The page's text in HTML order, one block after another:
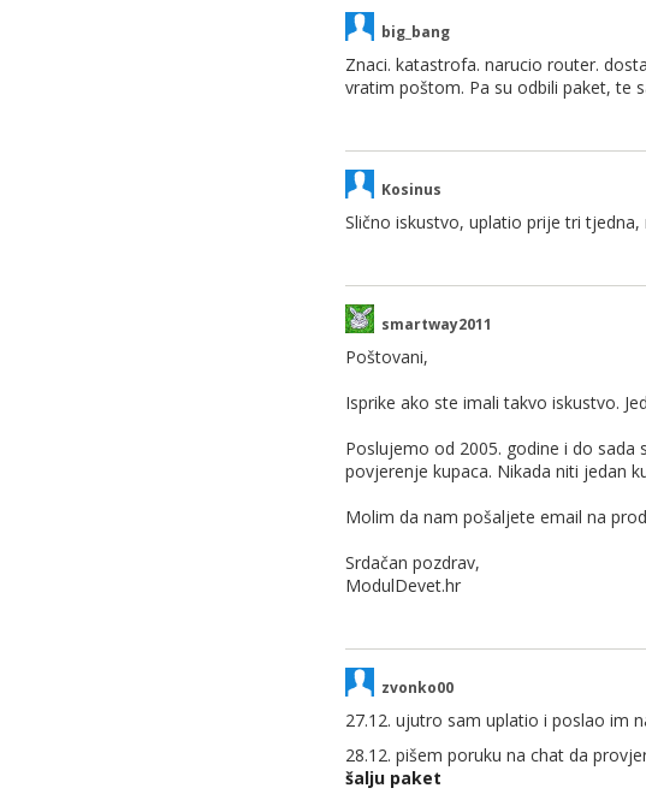
big_bang
Znaci. katastrofa. narucio router.
vratim poštom. Pa su odbili paket, te
Kosinus
Slično iskustvo, uplatio prije tri
smartway2011
Poštovani,
Isprike ako ste imali takvo iskustvo.
Poslujemo od 2005. godine i do sada
povjerenje kupaca. Nikada niti jedan
Molim da nam pošaljete email na
Srdačan pozdrav,
ModulDevet.hr
zvonko00
27.12. ujutro sam uplatio i poslao im
28.12. pišem poruku na chat da
šalju paket